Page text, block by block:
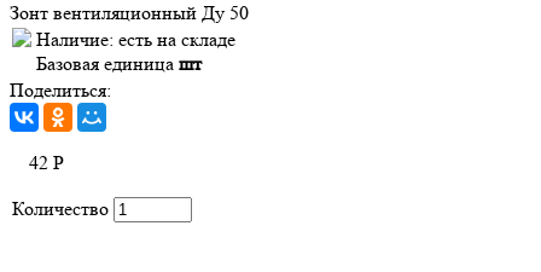
Зонт вентиляционный Ду 50
Наличие: есть на складе
Базовая единица шт
Поделиться:
42 Р
Количество